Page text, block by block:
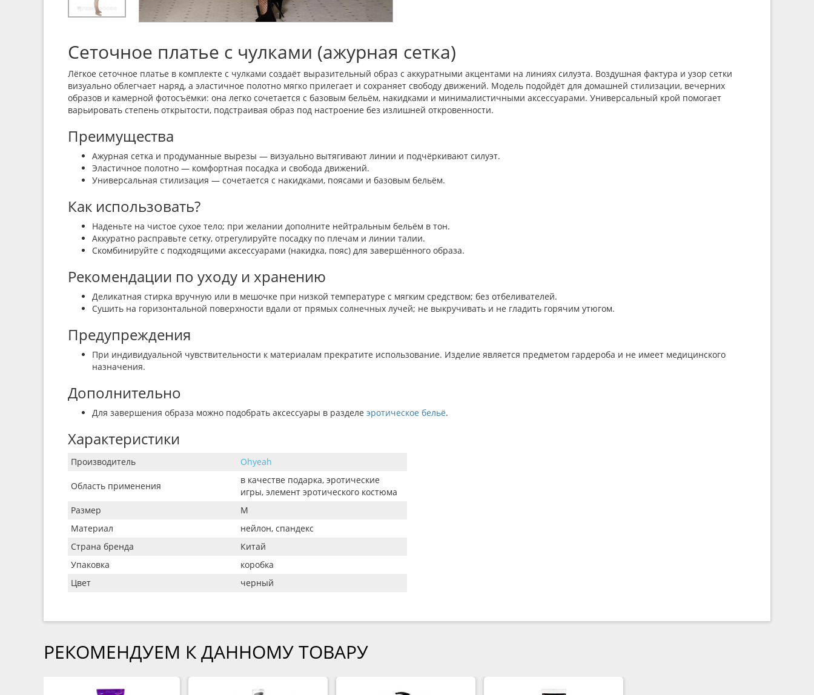
Сеточное платье с чулками (ажурная сетка)
Лёгкое сеточное платье в комплекте с чулками создаёт выразительный образ с аккуратными акцентами на линиях силуэта. Воздушная фактура и узор сетки
визуально облегчает наряд, а эластичное полотно мягко прилегает и сохраняет свободу движений. Модель подойдёт для домашней стилизации, вечерних
образов и камерной фотосъёмки: она легко сочетается с базовым бельём, накидками и минималистичными аксессуарами. Универсальный крой помогает
варьировать степень открытости, подстраивая образ под настроение без излишней откровенности.
Преимущества
Ажурная сетка и продуманные вырезы — визуально вытягивают линии и подчёркивают силуэт.
Эластичное полотно — комфортная посадка и свобода движений.
Универсальная стилизация — сочетается с накидками, поясами и базовым бельём.
Как использовать?
Наденьте на чистое сухое тело; при желании дополните нейтральным бельём в тон.
Аккуратно расправьте сетку, отрегулируйте посадку по плечам и линии талии.
Скомбинируйте с подходящими аксессуарами (накидка, пояс) для завершённого образа.
Рекомендации по уходу и хранению
Деликатная стирка вручную или в мешочке при низкой температуре с мягким средством; без отбеливателей.
Сушить на горизонтальной поверхности вдали от прямых солнечных лучей; не выкручивать и не гладить горячим утюгом.
Предупреждения
При индивидуальной чувствительности к материалам прекратите использование. Изделие является предметом гардероба и не имеет медицинского
назначения.
Дополнительно
Для завершения образа можно подобрать аксессуары в разделе эротическое бельё.
Характеристики
Производитель Ohyeah
Область применения
в качестве подарка, эротические
игры, элемент эротического костюма
Размер
M
Материал
нейлон, спандекс
Страна бренда
Китай
Упаковка
коробка
Цвет
черный
РЕКОМЕНДУЕМ К ДАННОМУ ТОВАРУ